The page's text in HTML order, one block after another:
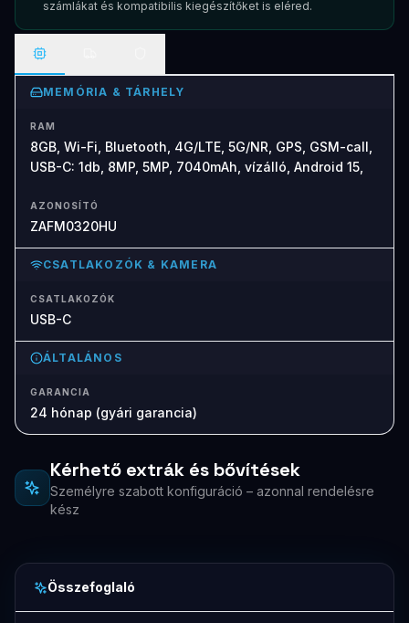
számlákat és kompatibilis kiegészítőket is eléred.
MEMÓRIA & TÁRHELY
RAM
8GB, Wi-Fi, Bluetooth, 4G/LTE, 5G/NR, GPS, GSM-call,
USB-C: 1db, 8MP, 5MP, 7040mAh, vízálló, Android 15,
AZONOSÍTÓ
ZAFM0320HU
CSATLAKOZÓK & KAMERA
CSATLAKOZÓK
USB-C
ÁLTALÁNOS
GARANCIA
24 hónap (gyári garancia)
Kérhető extrák és bővítések
Személyre szabott konfiguráció – azonnal rendelésre
kész
Összefoglaló